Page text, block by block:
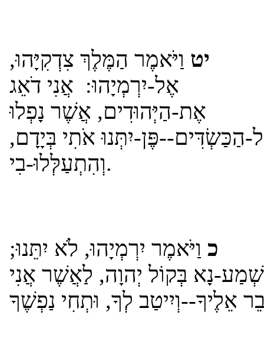
יט וַיֹּאמֶר הַמֶּלֶךְ צִדְקִיָּהוּ,
אֶל-יִרְמְיָהוּ: אֲנִי דֹאֵג
אֶת-הַיְּהוּדִים, אֲשֶׁר נָפְלוּ
הַכַּשְׂדִּים--פֶּן-יִתְּנוּ אֹתִי בְּיָדָם,
וְהִתְעַלְּלוּ-בִי.
כ וַיֹּאמֶר יִרְמְיָהוּ, לֹא יִתֵּנוּ;
שְׁמַע-נָא בְּקוֹל יְהוָה, לַאֲשֶׁר אֲנִי